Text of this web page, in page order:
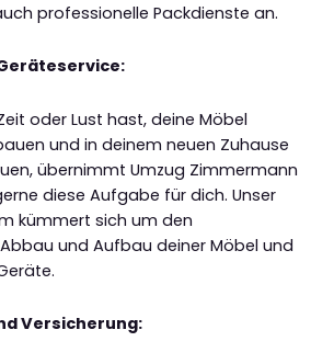
professionelle Packdienste an.
oder Lust hast, deine Möbel
und in deinem neuen Zuhause
übernimmt Umzug Zimmermann
diese Aufgabe für dich. Unser
kümmert sich um den
und Aufbau deiner Möbel und
Versicherung: